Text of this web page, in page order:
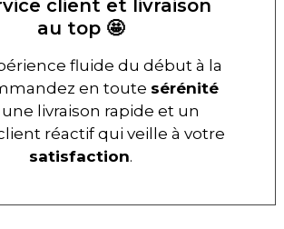
client et livraison
au top 🤩
fluide du début à la
en toute sérénité
livraison rapide et un
réactif qui veille à votre
satisfaction.